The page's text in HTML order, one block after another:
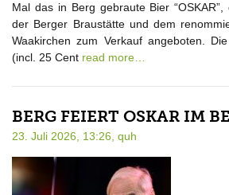
Mal das in Berg gebraute Bier “OSKAR”,
der Berger Braustätte und dem
Waakirchen zum Verkauf angeboten.
(incl. 25 Cent read more…
BERG FEIERT OSKAR IM
23. Juli 2026, 13:26, quh